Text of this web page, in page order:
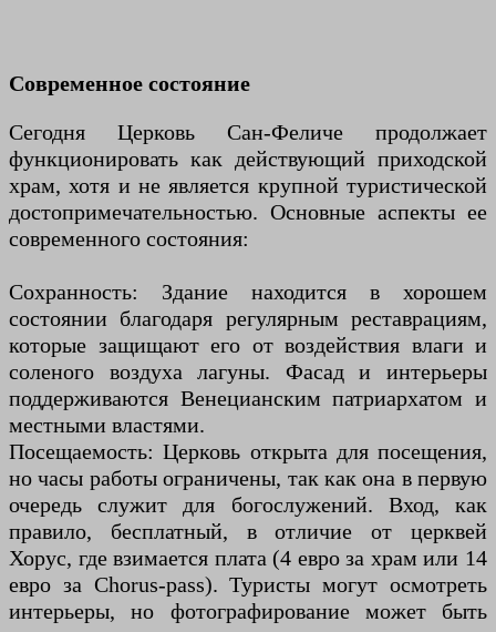
Современное состояние
Сегодня Церковь Сан-Феличе продолжает
функционировать как действующий приходской
храм, хотя и не является крупной туристической
достопримечательностью. Основные аспекты ее
современного состояния:
Сохранность: Здание находится в хорошем
состоянии благодаря регулярным реставрациям,
которые защищают его от воздействия влаги и
соленого воздуха лагуны. Фасад и интерьеры
поддерживаются Венецианским патриархатом и
местными властями.
Посещаемость: Церковь открыта для посещения,
но часы работы ограничены, так как она в первую
очередь служит для богослужений. Вход, как
правило, бесплатный, в отличие от церквей
Хорус, где взимается плата (4 евро за храм или 14
евро за Chorus-pass). Туристы могут осмотреть
интерьеры, но фотографирование может быть